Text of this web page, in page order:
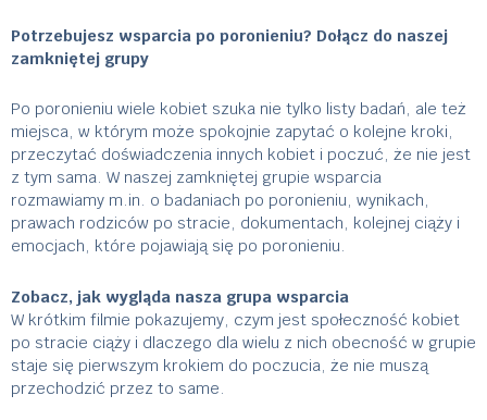
Potrzebujesz wsparcia po poronieniu? Dołącz do naszej
zamkniętej grupy
Po poronieniu wiele kobiet szuka nie tylko listy badań, ale też
miejsca, w którym może spokojnie zapytać o kolejne kroki,
przeczytać doświadczenia innych kobiet i poczuć, że nie jest
z tym sama. W naszej zamkniętej grupie wsparcia
rozmawiamy m.in. o badaniach po poronieniu, wynikach,
prawach rodziców po stracie, dokumentach, kolejnej ciąży i
emocjach, które pojawiają się po poronieniu.
Zobacz, jak wygląda nasza grupa wsparcia
W krótkim filmie pokazujemy, czym jest społeczność kobiet
po stracie ciąży i dlaczego dla wielu z nich obecność w grupie
staje się pierwszym krokiem do poczucia, że nie muszą
przechodzić przez to same.